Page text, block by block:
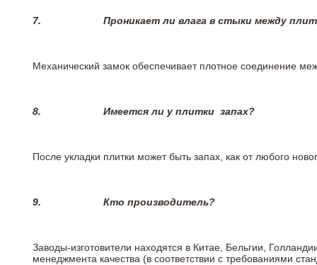
7. Проникает ли влага в стыки между
Механический замок обеспечивает плотное соединение
8. Имеется ли у плитки запах?
После укладки плитки может быть запах, как от любого
9. Кто производитель?
Заводы-изготовители находятся в Китае, Бельгии,
менеджмента качества (в соответствии с требованиями